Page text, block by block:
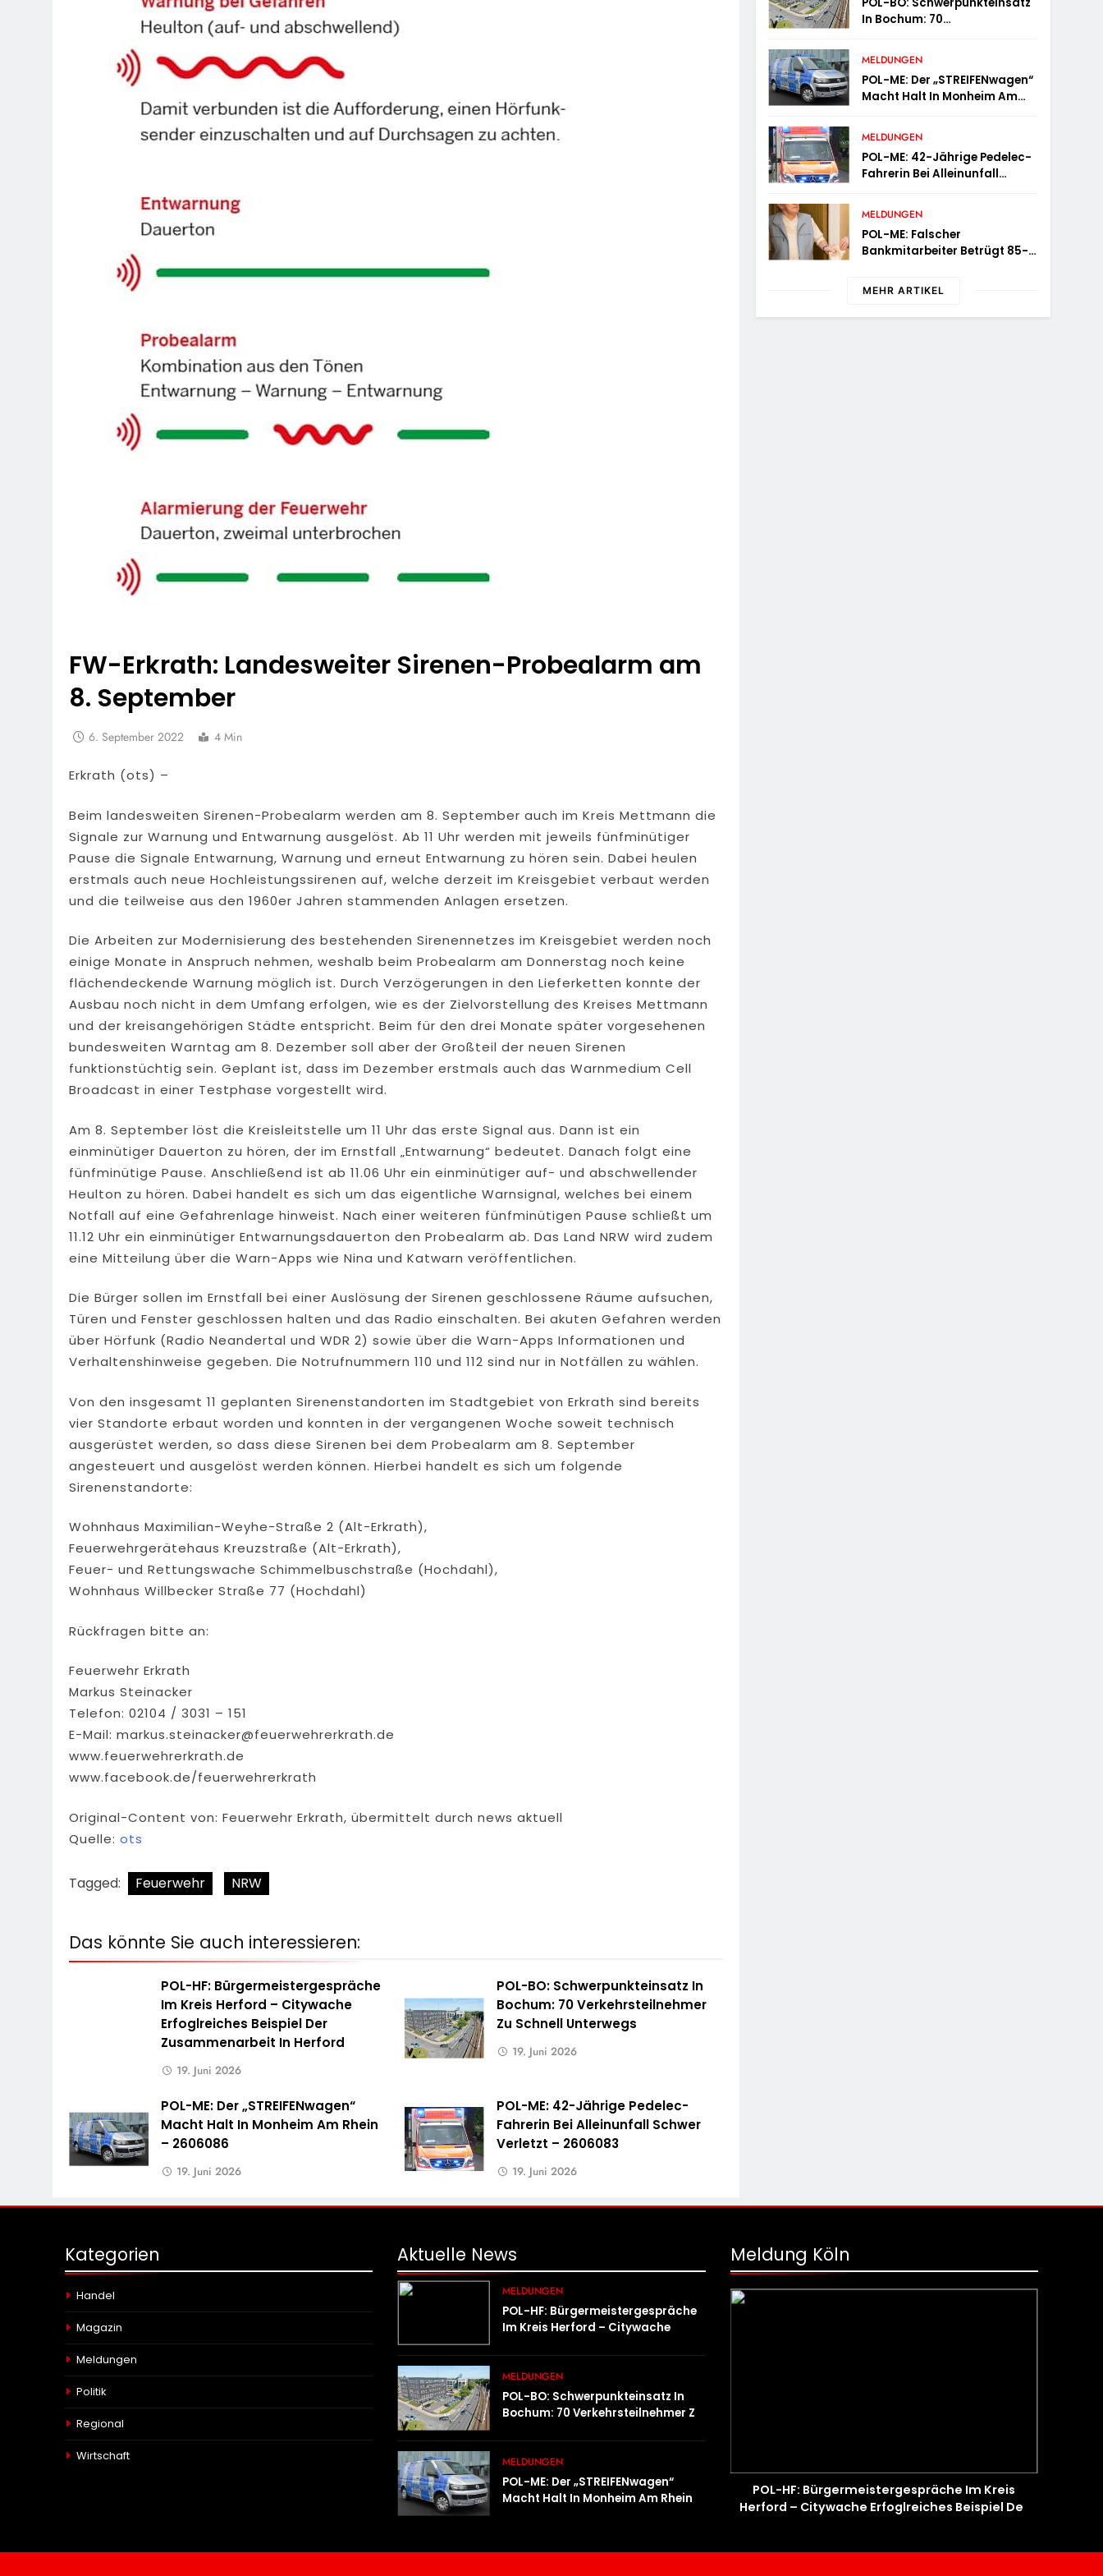
FW-Erkrath: Landesweiter Sirenen-Probealarm am
8. September
6. September 2022 4 Min
Erkrath (ots) –
Beim landesweiten Sirenen-Probealarm werden am 8. September auch im Kreis Mettmann die
Signale zur Warnung und Entwarnung ausgelöst. Ab 11 Uhr werden mit jeweils fünfminütiger
Pause die Signale Entwarnung, Warnung und erneut Entwarnung zu hören sein. Dabei heulen
erstmals auch neue Hochleistungssirenen auf, welche derzeit im Kreisgebiet verbaut werden
und die teilweise aus den 1960er Jahren stammenden Anlagen ersetzen.
Die Arbeiten zur Modernisierung des bestehenden Sirenennetzes im Kreisgebiet werden noch
einige Monate in Anspruch nehmen, weshalb beim Probealarm am Donnerstag noch keine
flächendeckende Warnung möglich ist. Durch Verzögerungen in den Lieferketten konnte der
Ausbau noch nicht in dem Umfang erfolgen, wie es der Zielvorstellung des Kreises Mettmann
und der kreisangehörigen Städte entspricht. Beim für den drei Monate später vorgesehenen
bundesweiten Warntag am 8. Dezember soll aber der Großteil der neuen Sirenen
funktionstüchtig sein. Geplant ist, dass im Dezember erstmals auch das Warnmedium Cell
Broadcast in einer Testphase vorgestellt wird.
Am 8. September löst die Kreisleitstelle um 11 Uhr das erste Signal aus. Dann ist ein
einminütiger Dauerton zu hören, der im Ernstfall „Entwarnung“ bedeutet. Danach folgt eine
fünfminütige Pause. Anschließend ist ab 11.06 Uhr ein einminütiger auf- und abschwellender
Heulton zu hören. Dabei handelt es sich um das eigentliche Warnsignal, welches bei einem
Notfall auf eine Gefahrenlage hinweist. Nach einer weiteren fünfminütigen Pause schließt um
11.12 Uhr ein einminütiger Entwarnungsdauerton den Probealarm ab. Das Land NRW wird zudem
eine Mitteilung über die Warn-Apps wie Nina und Katwarn veröffentlichen.
Die Bürger sollen im Ernstfall bei einer Auslösung der Sirenen geschlossene Räume aufsuchen,
Türen und Fenster geschlossen halten und das Radio einschalten. Bei akuten Gefahren werden
über Hörfunk (Radio Neandertal und WDR 2) sowie über die Warn-Apps Informationen und
Verhaltenshinweise gegeben. Die Notrufnummern 110 und 112 sind nur in Notfällen zu wählen.
Von den insgesamt 11 geplanten Sirenenstandorten im Stadtgebiet von Erkrath sind bereits
vier Standorte erbaut worden und konnten in der vergangenen Woche soweit technisch
ausgerüstet werden, so dass diese Sirenen bei dem Probealarm am 8. September
angesteuert und ausgelöst werden können. Hierbei handelt es sich um folgende
Sirenenstandorte:
Wohnhaus Maximilian-Weyhe-Straße 2 (Alt-Erkrath),
Feuerwehrgerätehaus Kreuzstraße (Alt-Erkrath),
Feuer- und Rettungswache Schimmelbuschstraße (Hochdahl),
Wohnhaus Willbecker Straße 77 (Hochdahl)
Rückfragen bitte an:
Feuerwehr Erkrath
Markus Steinacker
Telefon: 02104 / 3031 – 151
E-Mail: markus.steinacker@feuerwehrerkrath.de
www.feuerwehrerkrath.de
www.facebook.de/feuerwehrerkrath
Original-Content von: Feuerwehr Erkrath, übermittelt durch news aktuell
Quelle: ots
Tagged: Feuerwehr NRW
Das könnte Sie auch interessieren:
POL-HF: Bürgermeistergespräche
Im Kreis Herford – Citywache
Erfoglreiches Beispiel Der
Zusammenarbeit In Herford
19. Juni 2026
POL-BO: Schwerpunkteinsatz In
Bochum: 70 Verkehrsteilnehmer
Zu Schnell Unterwegs
19. Juni 2026
POL-ME: Der „STREIFENwagen“
Macht Halt In Monheim Am Rhein
– 2606086
19. Juni 2026
POL-ME: 42-Jährige Pedelec-
Fahrerin Bei Alleinunfall Schwer
Verletzt – 2606083
19. Juni 2026
In Bochum: 70
Unterwegs
MELDUNGEN
POL-ME: Der „STREIFENwagen“
Macht Halt In Monheim Am
MELDUNGEN
POL-ME: 42-Jährige Pedelec-
Fahrerin Bei Alleinunfall
MELDUNGEN
POL-ME: Falscher
Bankmitarbeiter Betrügt 85-
MEHR ARTIKEL
Kategorien
Handel
Magazin
Meldungen
Politik
Regional
Wirtschaft
Aktuelle News
MELDUNGEN
POL-HF: Bürgermeistergespräche
Im Kreis Herford – Citywache
Zusammenarbeit In Herford
MELDUNGEN
POL-BO: Schwerpunkteinsatz In
Bochum: 70 Verkehrsteilnehmer Zu
MELDUNGEN
POL-ME: Der „STREIFENwagen“
Macht Halt In Monheim Am Rhein –
Meldung Köln
POL-HF: Bürgermeistergespräche Im Kreis
Herford – Citywache Erfoglreiches Beispiel Der